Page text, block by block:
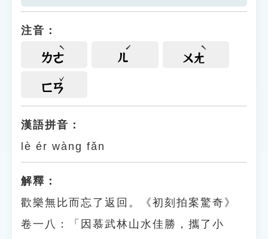
注音：
ㄌㄜ ㄦ ㄨㄤ
ㄈㄢ
漢語拼音：
lè ér wàng fǎn
解釋：
歡樂無比而忘了返回。《初刻拍案驚奇》
卷一八：「因慕武林山水佳勝，攜了小